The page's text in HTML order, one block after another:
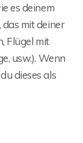
es deinem
das mit deiner
Flügel mit
usw.). Wenn
dieses als